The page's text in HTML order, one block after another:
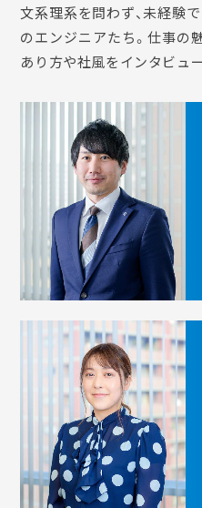
文系理系を問わず、未経験
のエンジニアたち。 仕事の
あり方や社風をインタビュ